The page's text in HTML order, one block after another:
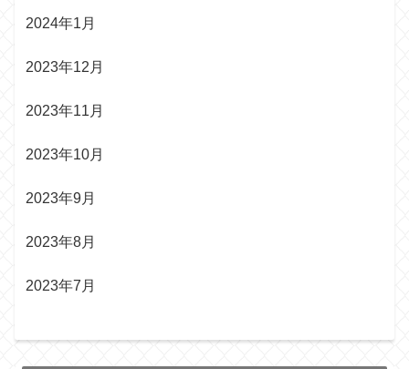
2024年1月
2023年12月
2023年11月
2023年10月
2023年9月
2023年8月
2023年7月